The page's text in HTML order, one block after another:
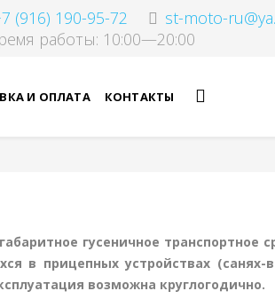
(916) 190-95-72
st-moto-
работы: 10:00—20:00
И ОПЛАТА КОНТАКТЫ
гусеничное транспортное
в прицепных устройствах
возможна круглогодично.